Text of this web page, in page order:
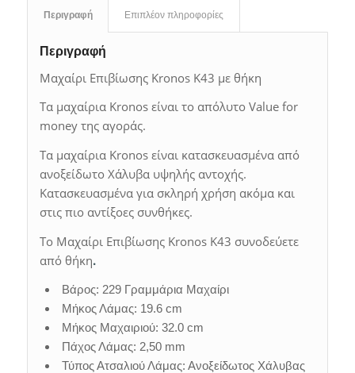
Περιγραφή Επιπλέον πληροφορίες
Περιγραφή
Μαχαίρι Επιβίωσης Kronos K43 με θήκη
Τα μαχαίρια Kronos είναι το απόλυτο Value for
money της αγοράς.
Τα μαχαίρια Kronos είναι κατασκευασμένα από
ανοξείδωτο Χάλυβα υψηλής αντοχής.
Κατασκευασμένα για σκληρή χρήση ακόμα και
στις πιο αντίξοες συνθήκες.
Το Μαχαίρι Επιβίωσης Kronos K43 συνοδεύετε
από θήκη.
Βάρος: 229 Γραμμάρια Μαχαίρι
Μήκος Λάμας: 19.6 cm
Μήκος Μαχαιριού: 32.0 cm
Πάχος Λάμας: 2,50 mm
Τύπος Ατσαλιού Λάμας: Ανοξείδωτος Χάλυβας